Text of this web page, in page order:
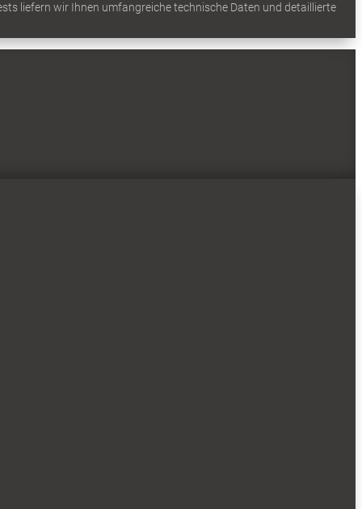
liefern wir Ihnen umfangreiche technische Daten und detaillierte